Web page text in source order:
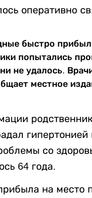
оперативно
быстро
попытались
не удалось.
местное
со
64 года.
на место